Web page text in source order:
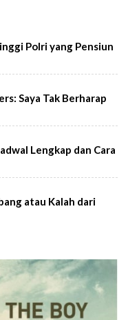
Polri yang Pensiun
Saya Tak Berharap
Lengkap dan Cara
atau Kalah dari